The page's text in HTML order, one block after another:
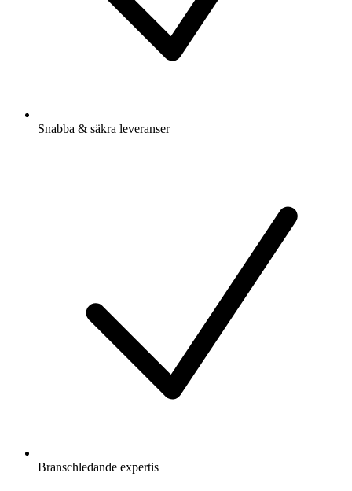
Snabba & säkra leveranser
Branschledande expertis